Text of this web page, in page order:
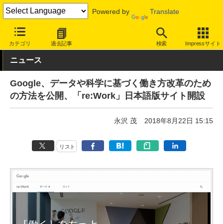
Powered by Translate
カテゴリ 過去記事 検索 Impressサイト
INTERNET Watch トピック その他
ニュース
Google、データや科学に基づく働き方改革のため
の方法を公開、「re:Work」日本語版サイト開設
永沢 茂 2018年8月22日 15:15
リスト